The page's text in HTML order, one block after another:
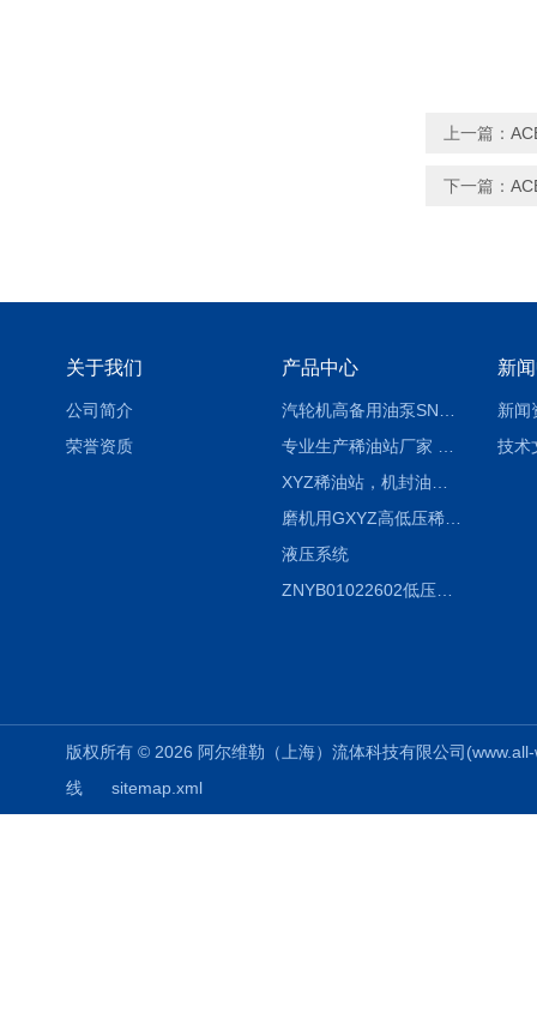
上一篇：
下一篇：
关于我们
公司简介
荣誉资质
产品中心
磨机用GXYZ高低压稀油站，静压油润滑系统
液压系统
ZNYB01022602低压螺杆泵
新
新闻
技术
版权所有 © 2026 阿尔维勒（上海）流体科技有限公司
线
sitemap.xml